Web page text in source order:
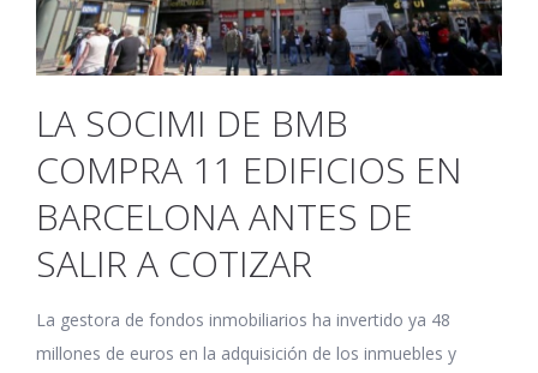
LA SOCIMI DE BMB
COMPRA 11 EDIFICIOS EN
BARCELONA ANTES DE
SALIR A COTIZAR
La gestora de fondos inmobiliarios ha invertido ya 48
millones de euros en la adquisición de los inmuebles y